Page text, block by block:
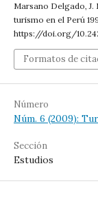
Marsano Delgado, J.
turismo en el Perú
https://doi.org/
Formatos de
Número
Núm. 6 (2009):
Sección
Estudios